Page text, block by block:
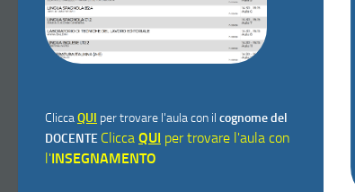
CliccaQUI per trovare l'aula con il cognome del
DOCENTE Clicca QUI per trovare l'aula con
l'INSEGNAMENTO